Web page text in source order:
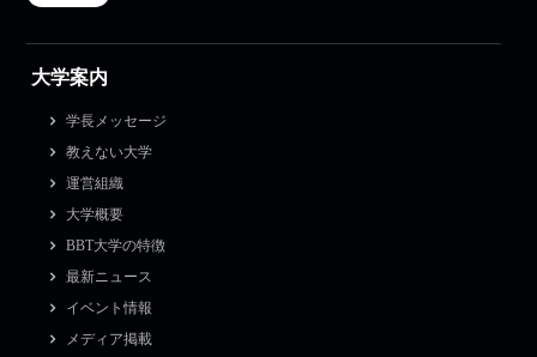
大学案内
学長メッセージ
教えない大学
運営組織
大学概要
BBT大学の特徴
最新ニュース
イベント情報
メディア掲載